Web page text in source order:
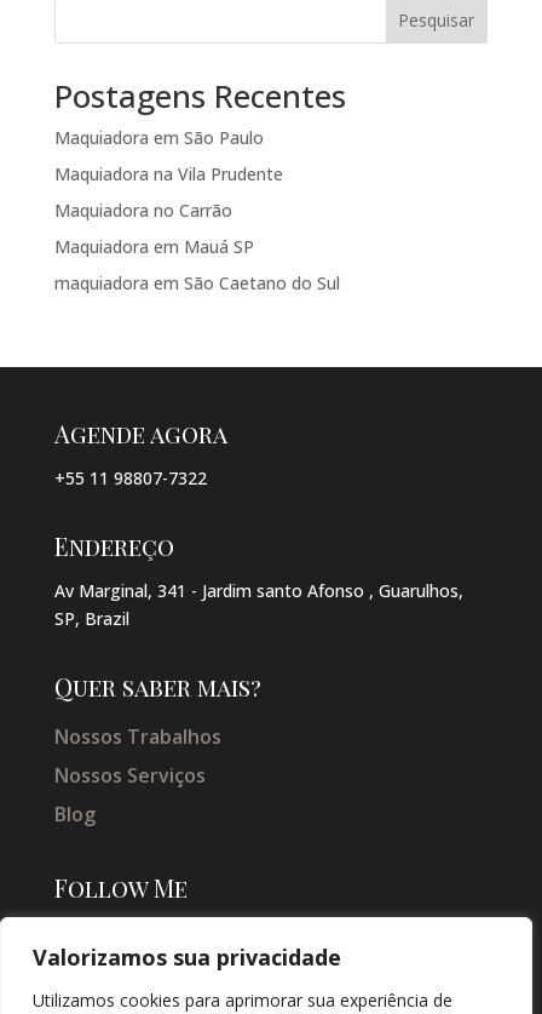
Valorizamos sua privacidade
Utilizamos cookies para aprimorar sua experiência de
Pesquisar
Postagens Recentes
Maquiadora em São Paulo
Maquiadora na Vila Prudente
Maquiadora no Carrão
Maquiadora em Mauá SP
maquiadora em São Caetano do Sul
Agende agora
+55 11 98807-7322
Endereço
Av Marginal, 341 - Jardim santo Afonso , Guarulhos,
SP, Brazil
Quer saber mais?
Nossos Trabalhos
Nossos Serviços
Blog
Follow Me